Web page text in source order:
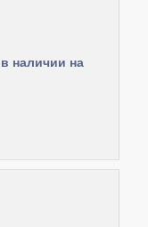
наличии на